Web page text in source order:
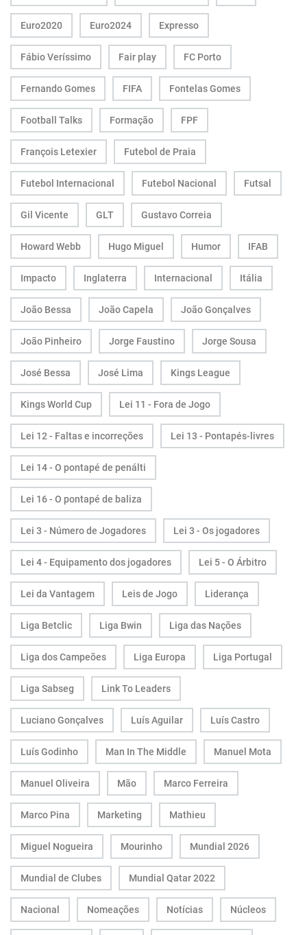
Euro2020 Euro2024 Expresso
Fábio Veríssimo Fair play FC Porto
Fernando Gomes FIFA Fontelas Gomes
Football Talks Formação FPF
François Letexier Futebol de Praia
Futebol Internacional Futebol Nacional Futsal
Gil Vicente GLT Gustavo Correia
Howard Webb Hugo Miguel Humor IFAB
Impacto Inglaterra Internacional Itália
João Bessa João Capela João Gonçalves
João Pinheiro Jorge Faustino Jorge Sousa
José Bessa José Lima Kings League
Kings World Cup Lei 11 - Fora de Jogo
Lei 12 - Faltas e incorreções Lei 13 - Pontapés-livres
Lei 14 - O pontapé de penálti
Lei 16 - O pontapé de baliza
Lei 3 - Número de Jogadores Lei 3 - Os jogadores
Lei 4 - Equipamento dos jogadores Lei 5 - O Árbitro
Lei da Vantagem Leis de Jogo Liderança
Liga Betclic Liga Bwin Liga das Nações
Liga dos Campeões Liga Europa Liga Portugal
Liga Sabseg Link To Leaders
Luciano Gonçalves Luís Aguilar Luís Castro
Luís Godinho Man In The Middle Manuel Mota
Manuel Oliveira Mão Marco Ferreira
Marco Pina Marketing Mathieu
Miguel Nogueira Mourinho Mundial 2026
Mundial de Clubes Mundial Qatar 2022
Nacional Nomeações Notícias Núcleos